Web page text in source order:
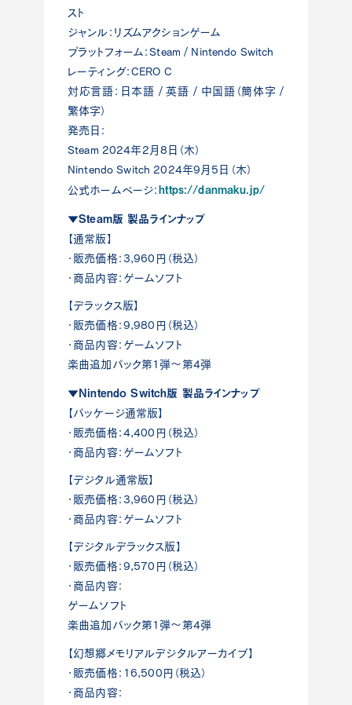
スト
ジャンル：リズムアクションゲーム
プラットフォーム：Steam / Nintendo Switch
レーティング：CERO C
対応言語：日本語 / 英語 / 中国語（簡体字 /
繁体字）
発売日：
Steam 2024年2月8日（木）
Nintendo Switch 2024年9月5日（木）
公式ホームページ： https://danmaku.jp/
▼Steam版 製品ラインナップ
【通常版】
・販売価格：3,960円（税込）
・商品内容：ゲームソフト
【デラックス版】
・販売価格：9,980円（税込）
・商品内容：ゲームソフト
楽曲追加パック第1弾〜第4弾
▼Nintendo Switch版 製品ラインナップ
【パッケージ通常版】
・販売価格：4,400円（税込）
・商品内容：ゲームソフト
【デジタル通常版】
・販売価格：3,960円（税込）
・商品内容：ゲームソフト
【デジタルデラックス版】
・販売価格：9,570円（税込）
・商品内容：
ゲームソフト
楽曲追加パック第1弾〜第4弾
【幻想郷メモリアルデジタルアーカイブ】
・販売価格：16,500円（税込）
・商品内容：